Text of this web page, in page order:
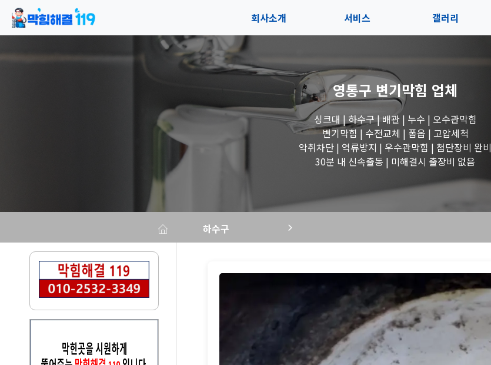
회사소개
오시는길
서비스
블로그
갤러리
수도꼭지 작업
세면대 작업
변기 작업
영통구 변기막힘 업체
싱크대 | 하수구 | 배관 | 누수 | 오수관막힘
변기막힘 | 수전교체 | 폽옵 | 고압세척
악취차단 | 역류방지 | 우수관막힘 | 첨단장비 완비
30분 내 신속출동 | 미해결시 출장비 없음
하수구